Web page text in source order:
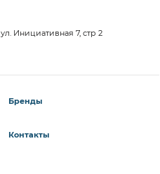
ул. Инициативная 7, стр 2
Бренды
Контакты